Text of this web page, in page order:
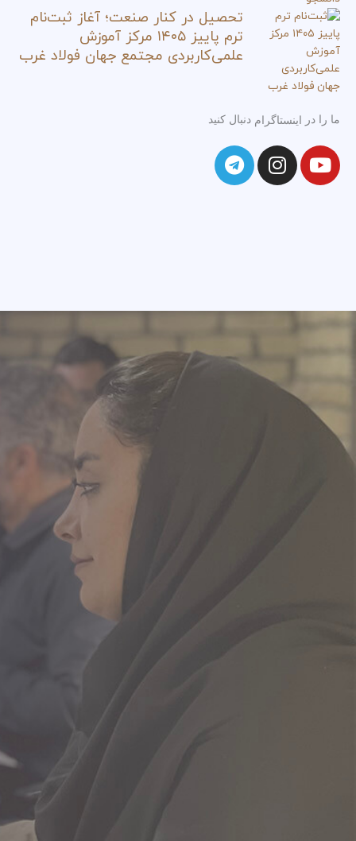
تحصیل در کنار صنعت؛ آغاز ثبت‌نام
ترم پاییز ۱۴۰۵ مرکز آموزش
علمی‌کاربردی مجتمع جهان فولاد غرب
ما را در اینستاگرام دنبال کنید
Y
o
u
I
n
s
m
T
e
l